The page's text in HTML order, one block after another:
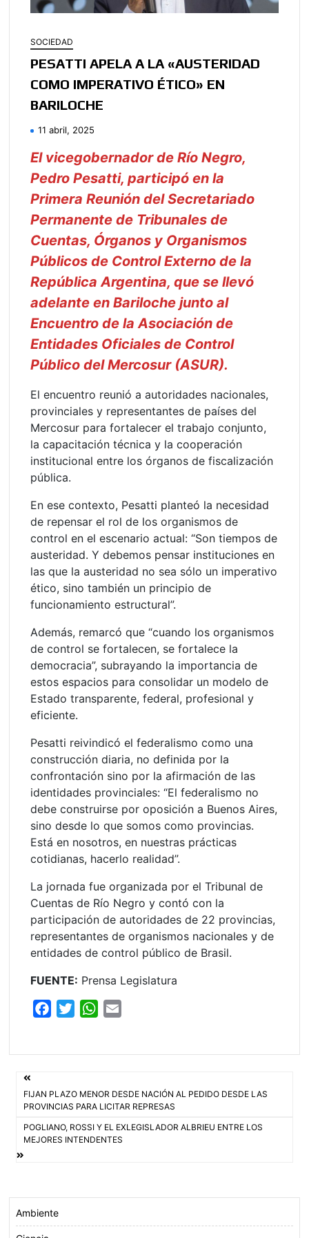
SOCIEDAD
PESATTI APELA A LA «AUSTERIDAD
COMO IMPERATIVO ÉTICO» EN
BARILOCHE
11 abril, 2025
El vicegobernador de Río Negro,
Pedro Pesatti, participó en la
Primera Reunión del Secretariado
Permanente de Tribunales de
Cuentas, Órganos y Organismos
Públicos de Control Externo de la
República Argentina, que se llevó
adelante en Bariloche junto al
Encuentro de la Asociación de
Entidades Oficiales de Control
Público del Mercosur (ASUR).
El encuentro reunió a autoridades nacionales,
provinciales y representantes de países del
Mercosur para fortalecer el trabajo conjunto,
la capacitación técnica y la cooperación
institucional entre los órganos de fiscalización
pública.
En ese contexto, Pesatti planteó la necesidad
de repensar el rol de los organismos de
control en el escenario actual: “Son tiempos de
austeridad. Y debemos pensar instituciones en
las que la austeridad no sea sólo un imperativo
ético, sino también un principio de
funcionamiento estructural”.
Además, remarcó que “cuando los organismos
de control se fortalecen, se fortalece la
democracia”, subrayando la importancia de
estos espacios para consolidar un modelo de
Estado transparente, federal, profesional y
eficiente.
Pesatti reivindicó el federalismo como una
construcción diaria, no definida por la
confrontación sino por la afirmación de las
identidades provinciales: “El federalismo no
debe construirse por oposición a Buenos Aires,
sino desde lo que somos como provincias.
Está en nosotros, en nuestras prácticas
cotidianas, hacerlo realidad”.
La jornada fue organizada por el Tribunal de
Cuentas de Río Negro y contó con la
participación de autoridades de 22 provincias,
representantes de organismos nacionales y de
entidades de control público de Brasil.
FUENTE: Prensa Legislatura
o
k
e
W
A
p
Navegación
de
entradas
FIJAN PLAZO MENOR DESDE NACIÓN AL PEDIDO DESDE LAS
PROVINCIAS PARA LICITAR REPRESAS
POGLIANO, ROSSI Y EL EXLEGISLADOR ALBRIEU ENTRE LOS
MEJORES INTENDENTES
Ambiente